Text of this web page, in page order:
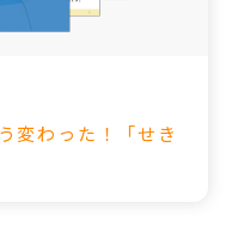
変わった！「せき